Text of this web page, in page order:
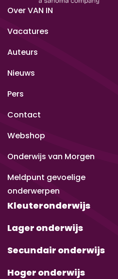
Over VAN IN
Vacatures
Auteurs
Nieuws
Pers
Contact
Webshop
Onderwijs van Morgen
Meldpunt gevoelige
onderwerpen
Kleuteronderwijs
Lager onderwijs
Secundair onderwijs
Hoger onderwijs